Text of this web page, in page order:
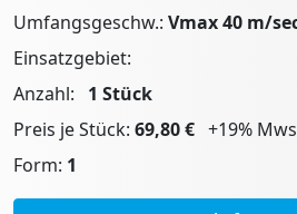
Umfangsgeschw.: Vmax 40 m/
Anzahl: 1 Stück
Preis je Stück: 69,80 € +19%
Form: 1